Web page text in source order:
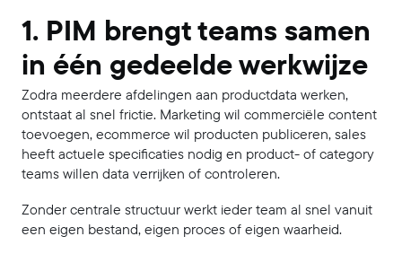
1. PIM brengt teams samen
in één gedeelde werkwijze
Zodra meerdere afdelingen aan productdata werken,
ontstaat al snel frictie. Marketing wil commerciële content
toevoegen, ecommerce wil producten publiceren, sales
heeft actuele specificaties nodig en product- of category
teams willen data verrijken of controleren.
Zonder centrale structuur werkt ieder team al snel vanuit
een eigen bestand, eigen proces of eigen waarheid.